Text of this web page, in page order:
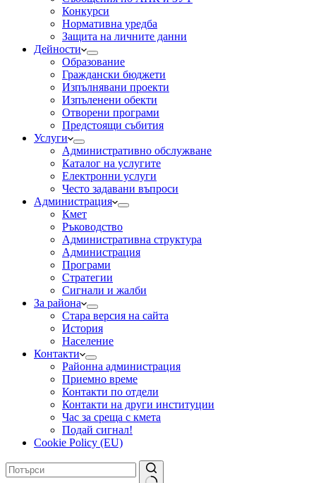
Конкурси
Нормативна уредба
Защита на личните данни
Дейности
Образование
Граждански бюджети
Изпълнявани проекти
Изпъленени обекти
Отворени програми
Предстоящи събития
Услуги
Административно обслужване
Каталог на услугите
Електронни услуги
Често задавани въпроси
Администрация
Кмет
Ръководство
Административна структура
Администрация
Програми
Стратегии
Сигнали и жалби
За района
Стара версия на сайта
История
Население
Контакти
Районна администрация
Приемно време
Контакти по отдели
Контакти на други институции
Час за среща с кмета
Подай сигнал!
Cookie Policy (EU)